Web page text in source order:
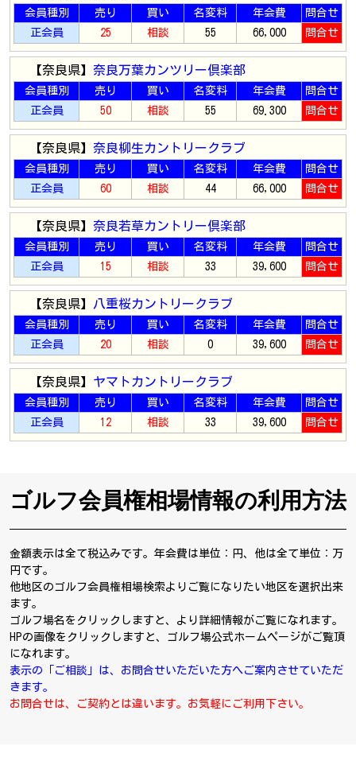
会員種別 売り 買い 名変料 年会費
問合せ
正会員
25 相談 55 66,000 問合せ
【奈良県】 奈良万葉カンツリー倶楽部
会員種別 売り 買い 名変料 年会費
問合せ
正会員
50 相談 55 69.300 問合せ
【奈良県】 奈良柳生カントリークラブ
会員種別 売り 買い 名変料 年会費
問合せ
正会員
60 相談 44 66,000 問合せ
【奈良県】 奈良若草カントリー倶楽部
会員種別 売り 買い 名変料 年会費
問合せ
正会員
15 相談 33 39,600 問合せ
【奈良県】 八重桜カントリークラブ
会員種別 売り 買い 名変料 年会費
問合せ
正会員
20 相談 0 39,600 問合せ
【奈良県】 ヤマトカントリークラブ
会員種別 売り 買い 名変料 年会費
問合せ
正会員
12 相談 33 39,600 問合せ
ゴルフ会員権相場情報の利用方法
金額表示は全て税込みです。年会費は単位：円、他は全て単位：万
円です。
他地区のゴルフ会員権相場検索よりご覧になりたい地区を選択出来
ます。
ゴルフ場名をクリックしますと、より詳細情報がご覧になれます。
HPの画像をクリックしますと、ゴルフ場公式ホームページがご覧頂
になれます。
表示の「ご相談」は、お問合せいただいた方へご案内させていただ
きます。
お問合せは、ご契約とは違います。お気軽にご利用下さい。